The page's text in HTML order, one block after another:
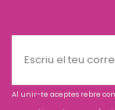
Al unir-te aceptes rebre